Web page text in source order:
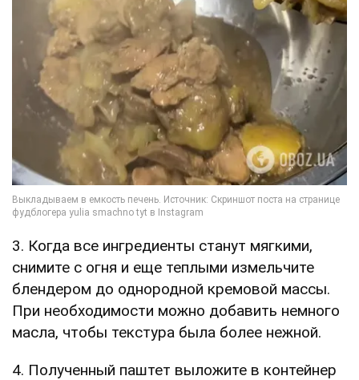
3. Когда все ингредиенты станут мягкими,
снимите с огня и еще теплыми измельчите
блендером до однородной кремовой массы.
При необходимости можно добавить немного
масла, чтобы текстура была более нежной.
4. Полученный паштет выложите в контейнер